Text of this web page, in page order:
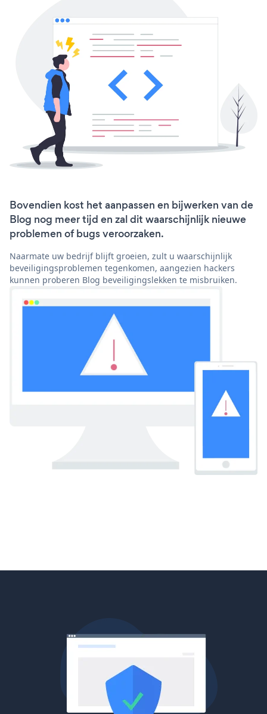
Bovendien kost het aanpassen en bijwerken van de
Blog nog meer tijd en zal dit waarschijnlijk nieuwe
problemen of bugs veroorzaken.
Naarmate uw bedrijf blijft groeien, zult u waarschijnlijk
beveiligingsproblemen tegenkomen, aangezien hackers
kunnen proberen Blog beveiligingslekken te misbruiken.